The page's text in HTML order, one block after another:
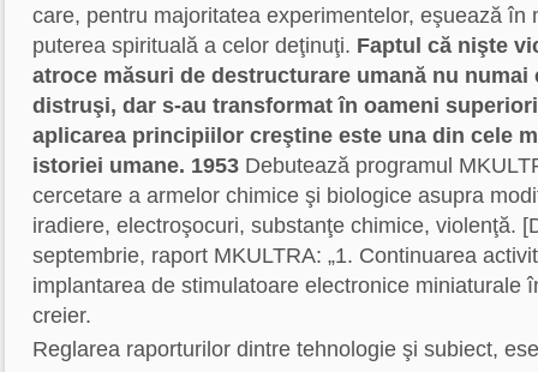
care, pentru majoritatea experimentelor, eşuează în
puterea spirituală a celor deţinuţi. Faptul că nişte
atroce măsuri de destructurare umană nu numai
distruşi, dar s-au transformat în oameni
aplicarea principiilor creştine este una din cele
istoriei umane. 1953 Debutează programul
cercetare a armelor chimice şi biologice asupra
iradiere, electroşocuri, substanţe chimice, violenţă.
septembrie, raport MKULTRA: „1. Continuarea
implantarea de stimulatoare electronice miniaturale
creier.
Reglarea raporturilor dintre tehnologie şi subiect,